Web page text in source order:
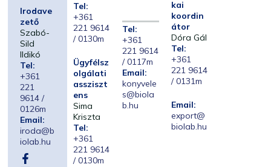
Irodave
zető
Szabó-
Sild
Ildikó
Tel:
+361
221
9614 /
0126m
Email:
iroda@b
iolab.hu
Tel:
+361
221 9614
/ 0130m
Ügyfélsz
olgálati
assziszt
ens
Sima
Kriszta
Tel:
+361
221 9614
/ 0130m
Tel:
+361
221 9614
/ 0117m
Email:
konyvele
s@biola
b.hu
kai
koordin
átor
Dóra Gál
Tel:
+361
221 9614
/ 0131m
Email:
export@
biolab.hu